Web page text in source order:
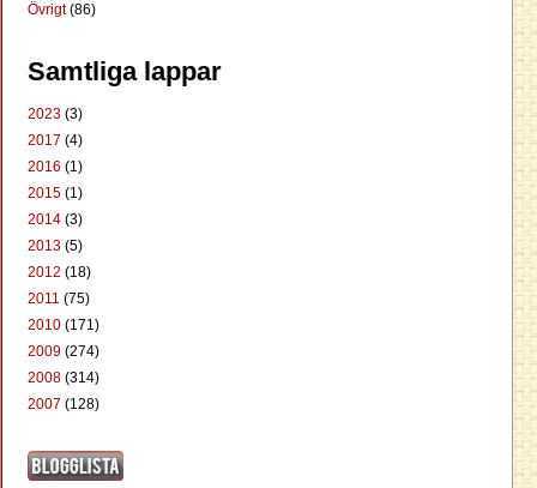
Övrigt(86)
Samtliga lappar
2023 (3)
2017 (4)
2016 (1)
2015 (1)
2014 (3)
2013 (5)
2012 (18)
2011 (75)
2010 (171)
2009 (274)
2008 (314)
2007 (128)